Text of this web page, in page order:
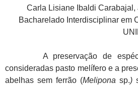
Carla Lisiane Ibaldi
Bacharelado Interdisciplinar em
A preservação de
consideradas pasto melífero e a
abelhas sem ferrão (Melipona sp.)